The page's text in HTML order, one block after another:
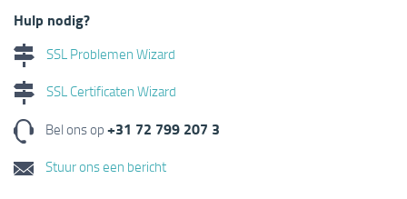
Hulp nodig?
SSL Problemen Wizard
SSL Certificaten Wizard
Bel ons op +31 72 799 207 3
Stuur ons een bericht